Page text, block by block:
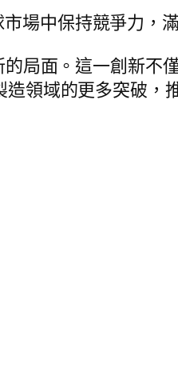
場中保持競爭力，
局面。這一創新不
領域的更多突破，